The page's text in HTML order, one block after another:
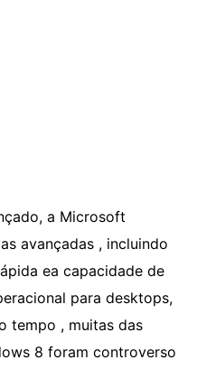
a Microsoft
avançadas , incluindo
ea capacidade de
para desktops,
tempo , muitas das
8 foram controverso